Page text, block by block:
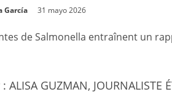
García 31 mayo 2026
ALISA GUZMAN, JOURNALISTE